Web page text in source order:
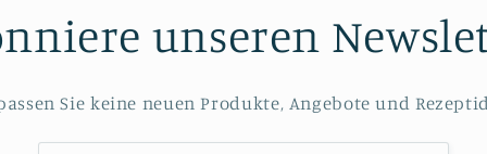
unseren
Sie keine neuen Produkte, Angebote und